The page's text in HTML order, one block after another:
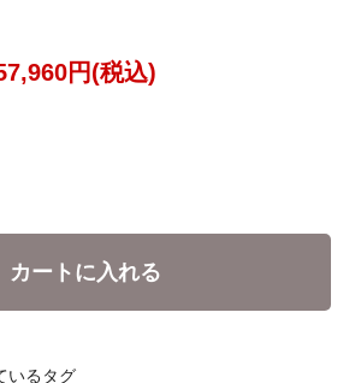
円(税込)
カートに入れる
いるタグ